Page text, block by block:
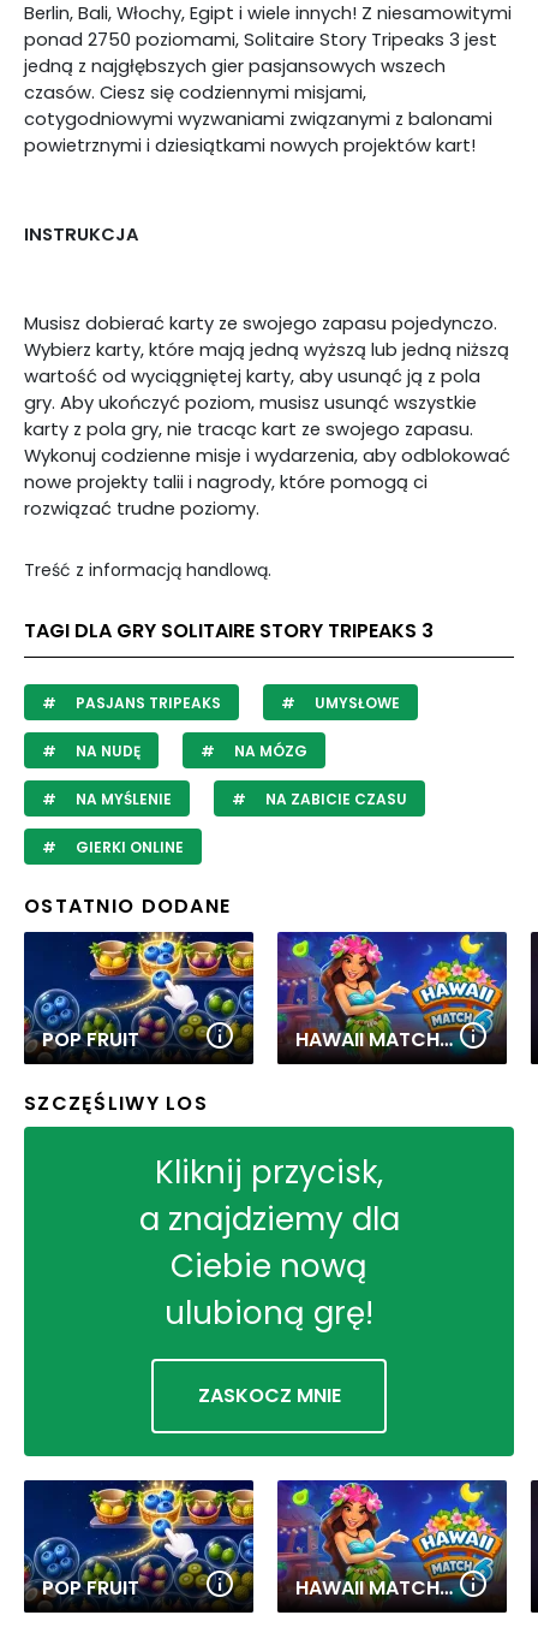
Berlin, Bali, Włochy, Egipt i wiele innych! Z niesamowitymi
ponad 2750 poziomami, Solitaire Story Tripeaks 3 jest
jedną z najgłębszych gier pasjansowych wszech
czasów. Ciesz się codziennymi misjami,
cotygodniowymi wyzwaniami związanymi z balonami
powietrznymi i dziesiątkami nowych projektów kart!
INSTRUKCJA
Musisz dobierać karty ze swojego zapasu pojedynczo.
Wybierz karty, które mają jedną wyższą lub jedną niższą
wartość od wyciągniętej karty, aby usunąć ją z pola
gry. Aby ukończyć poziom, musisz usunąć wszystkie
karty z pola gry, nie tracąc kart ze swojego zapasu.
Wykonuj codzienne misje i wydarzenia, aby odblokować
nowe projekty talii i nagrody, które pomogą ci
rozwiązać trudne poziomy.
Treść z informacją handlową.
TAGI DLA GRY SOLITAIRE STORY TRIPEAKS 3
PASJANS TRIPEAKS UMYSŁOWE
NA NUDĘ NA MÓZG
NA MYŚLENIE NA ZABICIE CZASU
GIERKI ONLINE
OSTATNIO DODANE
POP FRUIT HAWAII MATCH 6
SZCZĘŚLIWY LOS
Kliknij przycisk,
a znajdziemy dla
Ciebie nową
ulubioną grę!
ZASKOCZ MNIE
POP FRUIT HAWAII MATCH 6